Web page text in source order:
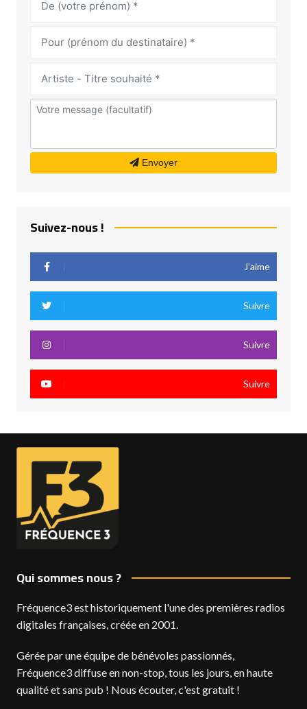
Envoyer
Suivez-nous !
J’aime
Suivre
Suivre
Suivre
Qui sommes nous ?
Fréquence3 est historiquement l'une des premières radios
digitales françaises, créée en 2001.
Gérée par une équipe de bénévoles passionnés,
Fréquence3 diffuse en non-stop, tous les jours, en haute
qualité et sans pub ! Nous écouter, c'est gratuit !